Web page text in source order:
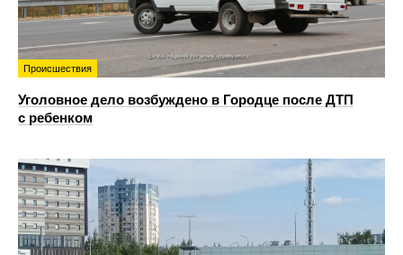
Происшествия
Уголовное дело возбуждено в Городце после ДТП
с ребенком